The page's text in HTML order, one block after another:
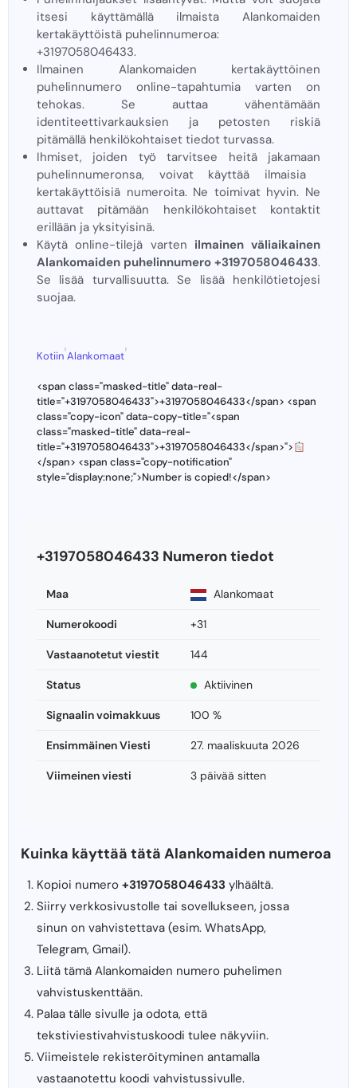
itsesi käyttämällä ilmaista Alankomaiden
kertakäyttöistä puhelinnumeroa:
+3197058046433.
Ilmainen Alankomaiden kertakäyttöinen
puhelinnumero online-tapahtumia varten on
tehokas. Se auttaa vähentämään
identiteettivarkauksien ja petosten riskiä
pitämällä henkilökohtaiset tiedot turvassa.
Ihmiset, joiden työ tarvitsee heitä jakamaan
puhelinnumeronsa, voivat käyttää ilmaisia ​​
kertakäyttöisiä numeroita. Ne toimivat hyvin. Ne
auttavat pitämään henkilökohtaiset kontaktit
erillään ja yksityisinä.
Käytä online-tilejä varten ilmainen väliaikainen
Alankomaiden puhelinnumero +3197058046433.
Se lisää turvallisuutta. Se lisää henkilötietojesi
suojaa.
Kotiin
›
Alankomaat
›
<span class="masked-title" data-real-
title="+3197058046433">+3197058046433</span> <span
class="copy-icon" data-copy-title="<span
class="masked-title" data-real-
title="+3197058046433">+3197058046433</span>">
</span> <span class="copy-notification"
style="display:none;">Number is copied!</span>
+3197058046433 Numeron tiedot
Maa Alankomaat
Numerokoodi +31
Vastaanotetut viestit 144
Status Aktiivinen
Signaalin voimakkuus 100 %
Ensimmäinen Viesti 27. maaliskuuta 2026
Viimeinen viesti 3 päivää sitten
Kuinka käyttää tätä Alankomaiden numeroa
Kopioi numero +3197058046433 ylhäältä.
Siirry verkkosivustolle tai sovellukseen, jossa
sinun on vahvistettava (esim. WhatsApp,
Telegram, Gmail).
Liitä tämä Alankomaiden numero puhelimen
vahvistuskenttään.
Palaa tälle sivulle ja odota, että
tekstiviestivahvistuskoodi tulee näkyviin.
Viimeistele rekisteröityminen antamalla
vastaanotettu koodi vahvistussivulle.